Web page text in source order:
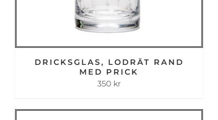
DRICKSGLAS, LODRÄT RAND
MED PRICK
350 kr